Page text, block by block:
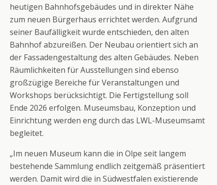
heutigen Bahnhofsgebäudes und in direkter Nähe
zum neuen Bürgerhaus errichtet werden. Aufgrund
seiner Baufälligkeit wurde entschieden, den alten
Bahnhof abzureißen. Der Neubau orientiert sich an
der Fassadengestaltung des alten Gebäudes. Neben
Räumlichkeiten für Ausstellungen sind ebenso
großzügige Bereiche für Veranstaltungen und
Workshops berücksichtigt. Die Fertigstellung soll
Ende 2026 erfolgen. Museumsbau, Konzeption und
Einrichtung werden eng durch das LWL-Museumsamt
begleitet.
„Im neuen Museum kann die in Olpe seit langem
bestehende Sammlung endlich zeitgemäß präsentiert
werden. Damit wird die in Südwestfalen existierende